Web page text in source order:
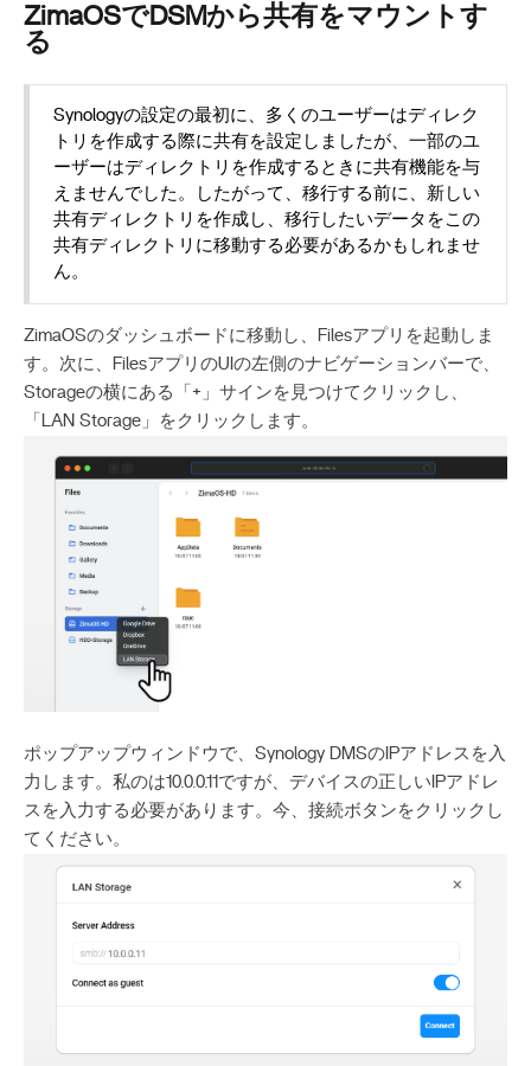
ZimaOSでDSMから共有をマウントす
る
Synologyの設定の最初に、多くのユーザーはディレク
トリを作成する際に共有を設定しましたが、一部のユ
ーザーはディレクトリを作成するときに共有機能を与
えませんでした。したがって、移行する前に、新しい
共有ディレクトリを作成し、移行したいデータをこの
共有ディレクトリに移動する必要があるかもしれませ
ん。
ZimaOSのダッシュボードに移動し、Filesアプリを起動しま
す。次に、FilesアプリのUIの左側のナビゲーションバーで、
Storageの横にある「+」サインを見つけてクリックし、
「LAN Storage」をクリックします。
ポップアップウィンドウで、Synology DMSのIPアドレスを入
力します。私のは10.0.0.11ですが、デバイスの正しいIPアドレ
スを入力する必要があります。今、接続ボタンをクリックし
てください。